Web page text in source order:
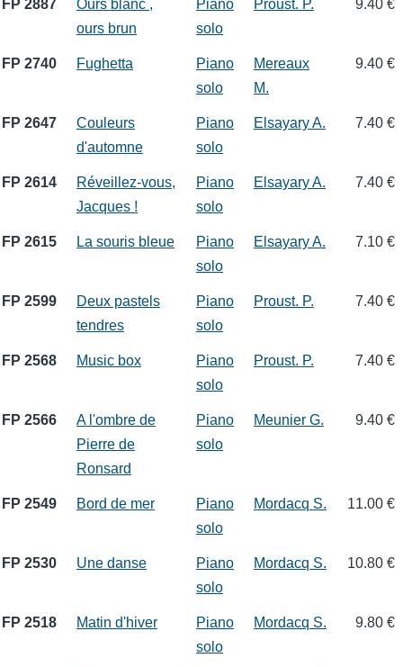
FP 2887
Ours blanc ,
ours brun
Piano
solo
Proust. P. 9.40 €
FP 2740 Fughetta
Piano
solo
Mereaux
M.
9.40 €
FP 2647
Couleurs
d'automne
Piano
solo
Elsayary A. 7.40 €
FP 2614
Réveillez-vous,
Jacques !
Piano
solo
Elsayary A. 7.40 €
FP 2615 La souris bleue
Piano
solo
Elsayary A. 7.10 €
FP 2599
Deux pastels
tendres
Piano
solo
Proust. P. 7.40 €
FP 2568 Music box
Piano
solo
Proust. P. 7.40 €
FP 2566
A l'ombre de
Pierre de
Ronsard
Piano
solo
Meunier G. 9.40 €
FP 2549 Bord de mer
Piano
solo
Mordacq S. 11.00 €
FP 2530 Une danse
Piano
solo
Mordacq S. 10.80 €
FP 2518 Matin d'hiver
Piano
solo
Mordacq S. 9.80 €